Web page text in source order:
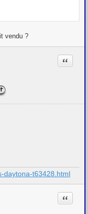
vendu ?
Citation
daytona-t63428.html
Citation